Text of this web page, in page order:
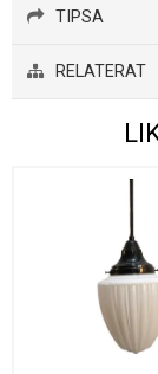
TIPSA
RELATERAT